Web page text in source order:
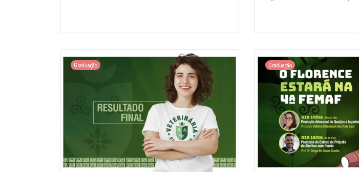
Graduação Graduação